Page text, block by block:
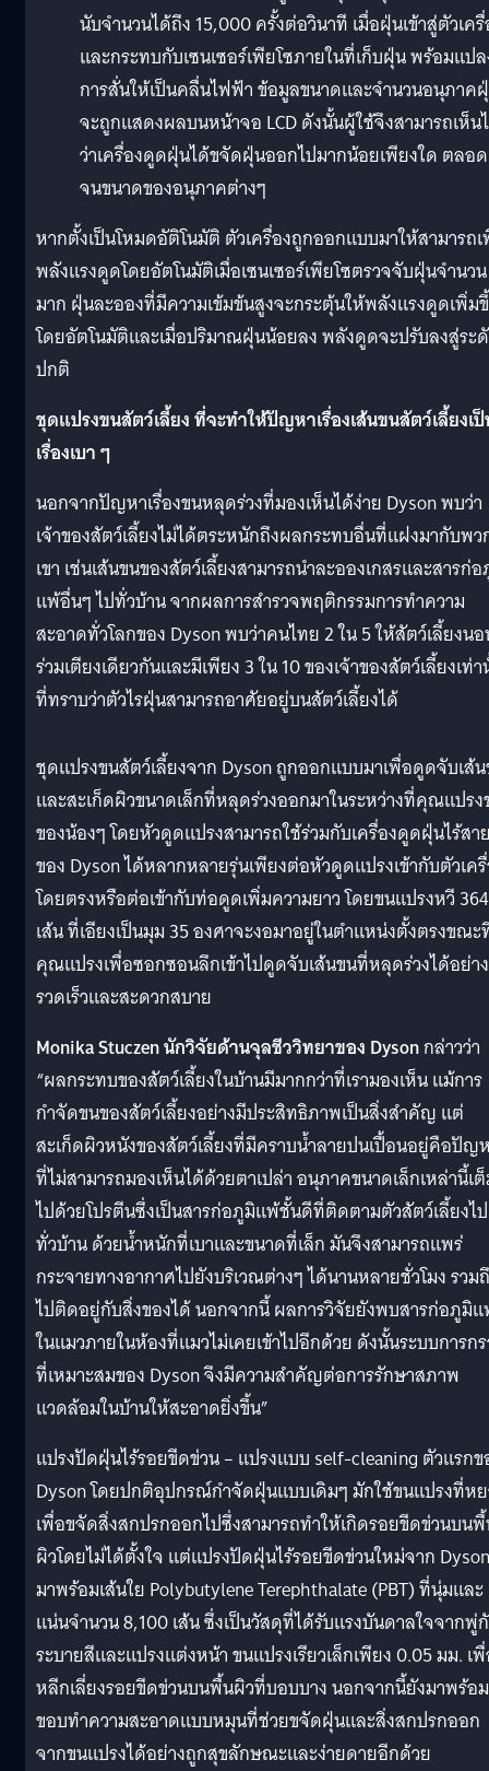
นับจำนวนได้ถึง 15,000 ครั้งต่อวินาที เมื่อฝุ่นเข้าสู่ตัวเค
และกระทบกับเซนเซอร์เพียโซภายในที่เก็บฝุ่น พร้อมแป
การสั่นให้เป็นคลื่นไฟฟ้า ข้อมูลขนาดและจำนวนอนุภาค
จะถูกแสดงผลบนหน้าจอ LCD ดังนั้นผู้ใช้จึงสามารถเห็น
ว่าเครื่องดูดฝุ่นได้ขจัดฝุ่นออกไปมากน้อยเพียงใด ตลอด
จนขนาดของอนุภาคต่างๆ
หากตั้งเป็นโหมดอัติโนมัติ ตัวเครื่องถูกออกแบบมาให้สามารถ
พลังแรงดูดโดยอัตโนมัติเมื่อเซนเซอร์เพียโซตรวจจับฝุ่นจำนวน
มาก ฝุ่นละอองที่มีความเข้มข้นสูงจะกระตุ้นให้พลังแรงดูดเพิ่ม
โดยอัตโนมัติและเมื่อปริมาณฝุ่นน้อยลง พลังดูดจะปรับลงสู่ระ
ปกติ
ชุดแปรงขนสัตว์เลี้ยง ที่จะทำให้ปัญหาเรื่องเส้นขนสัตว์เลี้ยงเ
เรื่องเบา ๆ
นอกจากปัญหาเรื่องขนหลุดร่วงที่มองเห็นได้ง่าย Dyson พบว่า
เจ้าของสัตว์เลี้ยงไม่ได้ตระหนักถึงผลกระทบอื่นที่แฝงมากับพว
เขา เช่นเส้นขนของสัตว์เลี้ยงสามารถนำละอองเกสรและสารก่
แพ้อื่นๆ ไปทั่วบ้าน จากผลการสำรวจพฤติกรรมการทำความ
สะอาดทั่วโลกของ Dyson พบว่าคนไทย 2 ใน 5 ให้สัตว์เลี้ยงน
ร่วมเตียงเดียวกันและมีเพียง 3 ใน 10 ของเจ้าของสัตว์เลี้ยงเท่
ที่ทราบว่าตัวไรฝุ่นสามารถอาศัยอยู่บนสัตว์เลี้ยงได้
ชุดแปรงขนสัตว์เลี้ยงจาก Dyson ถูกออกแบบมาเพื่อดูดจับเส้
และสะเก็ดผิวขนาดเล็กที่หลุดร่วงออกมาในระหว่างที่คุณแปร
ของน้องๆ โดยหัวดูดแปรงสามารถใช้ร่วมกับเครื่องดูดฝุ่นไร้สา
ของ Dyson ได้หลากหลายรุ่นเพียงต่อหัวดูดแปรงเข้ากับตัวเค
โดยตรงหรือต่อเข้ากับท่อดูดเพิ่มความยาว โดยขนแปรงหวี 364
เส้น ที่เอียงเป็นมุม 35 องศาจะงอมาอยู่ในตำแหน่งตั้งตรงขณะ
คุณแปรงเพื่อซอกซอนลึกเข้าไปดูดจับเส้นขนที่หลุดร่วงได้อย่าง
รวดเร็วและสะดวกสบาย
Monika Stuczen นักวิจัยด้านจุลชีววิทยาของ Dysonกล่าวว่า
“ผลกระทบของสัตว์เลี้ยงในบ้านมีมากกว่าที่เรามองเห็น แม้การ
กำจัดขนของสัตว์เลี้ยงอย่างมีประสิทธิภาพเป็นสิ่งสำคัญ แต่
สะเก็ดผิวหนังของสัตว์เลี้ยงที่มีคราบน้ำลายปนเปื้อนอยู่คือปัญ
ที่ไม่สามารถมองเห็นได้ด้วยตาเปล่า อนุภาคขนาดเล็กเหล่านี้เ
ไปด้วยโปรตีนซึ่งเป็นสารก่อภูมิแพ้ชั้นดีที่ติดตามตัวสัตว์เลี้ยงไป
ทั่วบ้าน ด้วยน้ำหนักที่เบาและขนาดที่เล็ก มันจึงสามารถแพร่
กระจายทางอากาศไปยังบริเวณต่างๆ ได้นานหลายชั่วโมง รวม
ไปติดอยู่กับสิ่งของได้ นอกจากนี้ ผลการวิจัยยังพบสารก่อภูมิ
ในแมวภายในห้องที่แมวไม่เคยเข้าไปอีกด้วย ดังนั้นระบบการก
ที่เหมาะสมของ Dyson จึงมีความสำคัญต่อการรักษาสภาพ
แวดล้อมในบ้านให้สะอาดยิ่งขึ้น”
แปรงปัดฝุ่นไร้รอยขีดข่วน – แปรงแบบ self-cleaning ตัวแรกข
Dyson โดยปกติอุปกรณ์กำจัดฝุ่นแบบเดิมๆ มักใช้ขนแปรงที่ห
เพื่อขจัดสิ่งสกปรกออกไปซึ่งสามารถทำให้เกิดรอยขีดข่วนบน
ผิวโดยไม่ได้ตั้งใจ แต่แปรงปัดฝุ่นไร้รอยขีดข่วนใหม่จาก Dyson
มาพร้อมเส้นใย Polybutylene Terephthalate (PBT) ที่นุ่มและ
แน่นจำนวน 8,100 เส้น ซึ่งเป็นวัสดุที่ได้รับแรงบันดาลใจจากพู่
ระบายสีและแปรงแต่งหน้า ขนแปรงเรียวเล็กเพียง 0.05 มม. เ
หลีกเลี่ยงรอยขีดข่วนบนพื้นผิวที่บอบบาง นอกจากนี้ยังมาพร้อม
ขอบทำความสะอาดแบบหมุนที่ช่วยขจัดฝุ่นและสิ่งสกปรกออก
จากขนแปรงได้อย่างถูกสุขลักษณะและง่ายดายอีกด้วย